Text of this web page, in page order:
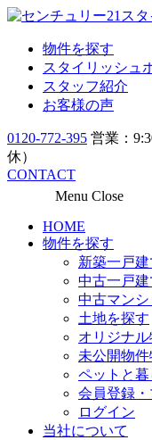
物件を探す
スタイリッシュ
スタッフ紹介
お客様の声
0120-772-395 営業：
休）
CONTACT
Menu Close
HOME
物件を探す
新築一戸
中古一戸
中古マン
土地を探す
オリジナ
未公開物
ペットと暮
会員登録
ログイン
当社について